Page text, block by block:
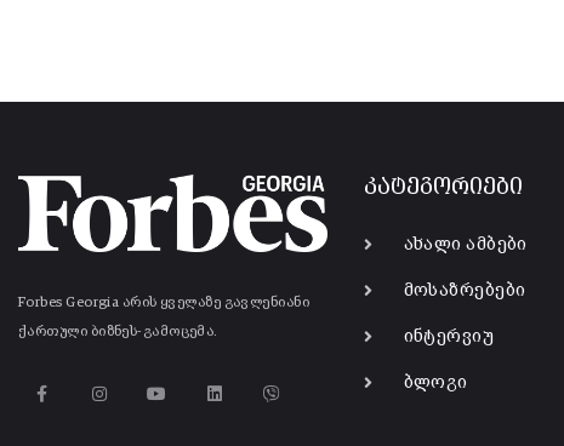
Forbes Georgia არის ყველაზე გავლენიანი
ქართული ბიზნეს-გამოცემა.
კატეგორიები
ახალი ამბები
მოსაზრებები
ინტერვიუ
ბლოგი